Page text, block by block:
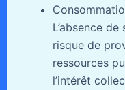
L’absence
risque de
ressources
l’intérêt